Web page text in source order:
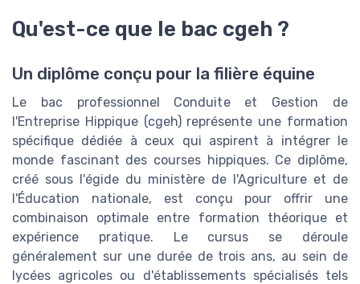
Qu'est-ce que le bac cgeh ?
Un diplôme conçu pour la filière équine
Le bac professionnel Conduite et Gestion de
l'Entreprise Hippique (cgeh) représente une formation
spécifique dédiée à ceux qui aspirent à intégrer le
monde fascinant des courses hippiques. Ce diplôme,
créé sous l'égide du ministère de l'Agriculture et de
l'Éducation nationale, est conçu pour offrir une
combinaison optimale entre formation théorique et
expérience pratique. Le cursus se déroule
généralement sur une durée de trois ans, au sein de
lycées agricoles ou d'établissements spécialisés tels